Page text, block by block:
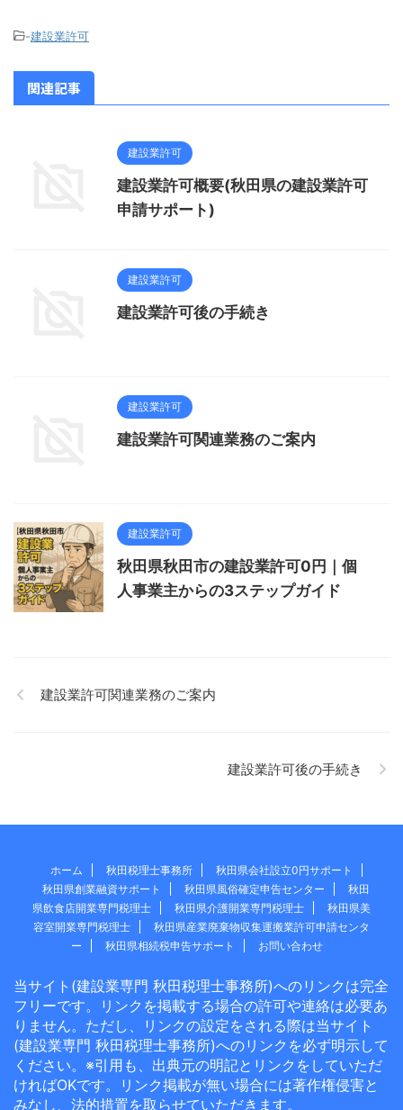
-建設業許可
関連記事
建設業許可
建設業許可概要(秋田県の建設業許可
申請サポート)
建設業許可
建設業許可後の手続き
建設業許可
建設業許可関連業務のご案内
建設業許可
秋田県秋田市の建設業許可0円｜個
人事業主からの3ステップガイド
建設業許可関連業務のご案内
建設業許可後の手続き
ホーム 秋田税理士事務所
秋田県会社設立0円サポート
秋田県創業融資サポート
秋田県風俗確定申告センター
秋田
県飲食店開業専門税理士
秋田県介護開業専門税理士
秋田県美
容室開業専門税理士
秋田県産業廃棄物収集運搬業許可申請センタ
ー
秋田県相続税申告サポート お問い合わせ
当サイト(建設業専門 秋田税理士事務所)へのリンクは完全
フリーです。リンクを掲載する場合の許可や連絡は必要あ
りません。ただし、リンクの設定をされる際は当サイト
(建設業専門 秋田税理士事務所)へのリンクを必ず明示して
ください。※引用も、出典元の明記とリンクをしていただ
ければOKです。リンク掲載が無い場合には著作権侵害と
みなし、法的措置を取らせていただきます。